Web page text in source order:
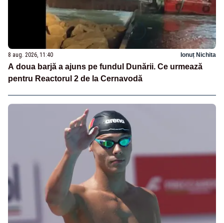
8 aug. 2026, 11:40 Ionuț Nichita
A doua barjă a ajuns pe fundul Dunării. Ce urmează
pentru Reactorul 2 de la Cernavodă